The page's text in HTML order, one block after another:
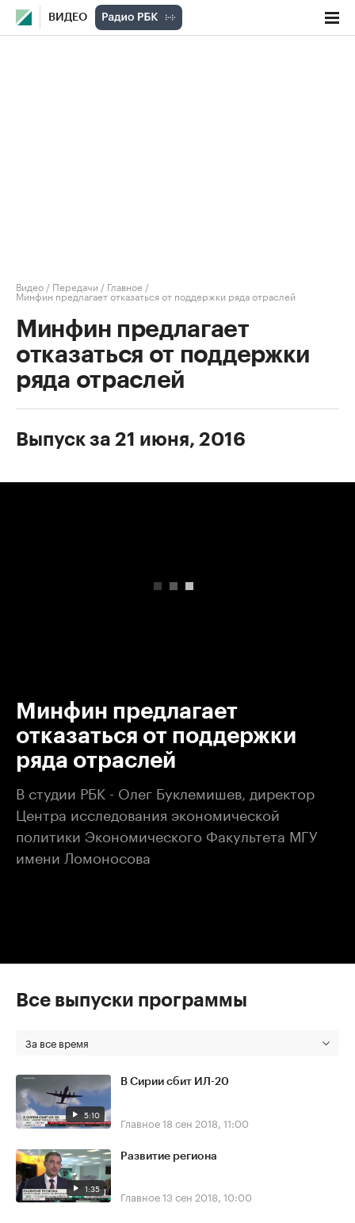
ВИДЕО
Видео / Передачи / Главное /
Минфин предлагает отказаться от поддержки ряда отраслей
Минфин предлагает
отказаться от поддержки
ряда отраслей
Выпуск за 21 июня, 2016
Минфин предлагает
отказаться от поддержки
ряда отраслей
В студии РБК - Олег Буклемишев, директор
Центра исследования экономической
политики Экономического Факультета МГУ
имени Ломоносова
Все выпуски программы
За все время
5:10
В Сирии сбит ИЛ-20
Главное18 сен 2018, 11:00
1:35
Развитие региона
Главное13 сен 2018, 10:00